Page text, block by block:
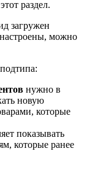
раздел.
загружен
можно
нужно в
новую
которые
показывать
которые ранее